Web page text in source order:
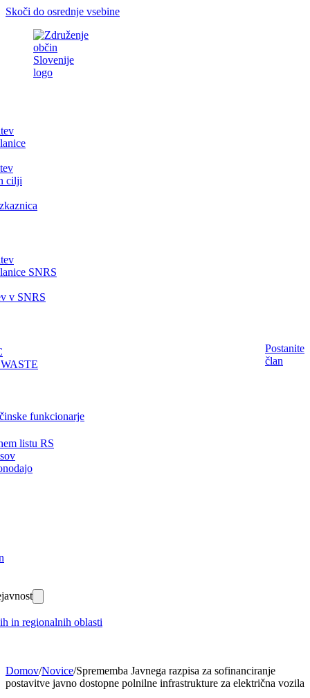
Skoči do osrednje vsebine
cilji
SNRS
v SNRS
funkcionarje
listu RS
in regionalnih oblasti
Postanite
član
Domov/Novice/Sprememba Javnega razpisa za sofinanciranje
postavitve javno dostopne polnilne infrastrukture za električna vozila